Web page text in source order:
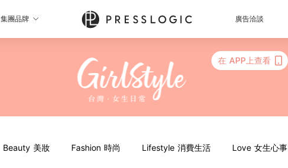
集團品牌 廣告洽談
在 APP上查看
Beauty 美妝 Fashion 時尚 Lifestyle 消費生活 Love 女生心事